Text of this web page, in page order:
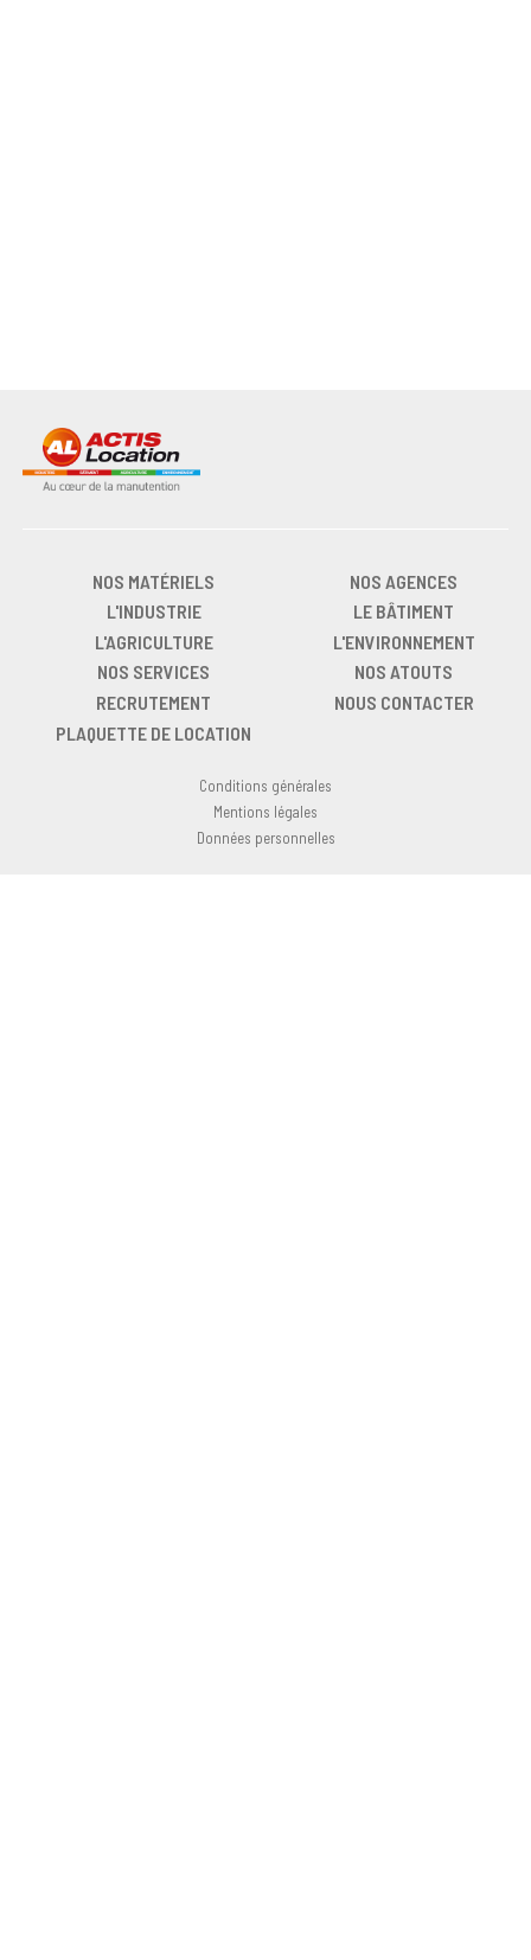
NOS MATÉRIELS
NOS AGENCES
L'INDUSTRIE
LE BÂTIMENT
L'AGRICULTURE
L'ENVIRONNEMENT
NOS SERVICES
NOS ATOUTS
RECRUTEMENT
NOUS CONTACTER
PLAQUETTE DE LOCATION
Conditions générales
Mentions légales
Données personnelles